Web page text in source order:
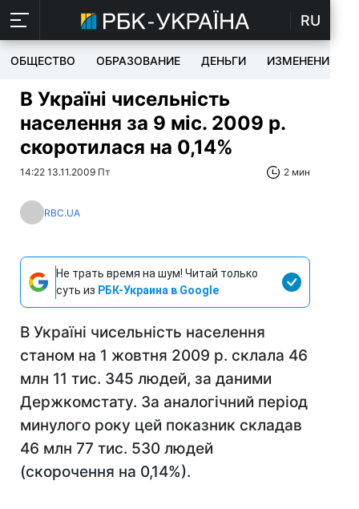
RU
ОБЩЕСТВО ОБРАЗОВАНИЕ ДЕНЬГИ ИЗМЕНЕНИЯ
В Україні чисельність
населення за 9 міс. 2009 р.
скоротилася на 0,14%
14:22 13.11.2009 Пт 2 мин
RBC.UA
Не трать время на шум! Читай только
суть из РБК-Украина в Google
В Україні чисельність населення
станом на 1 жовтня 2009 р. склала 46
млн 11 тис. 345 людей, за даними
Держкомстату. За аналогічний період
минулого року цей показник складав
46 млн 77 тис. 530 людей
(скорочення на 0,14%).